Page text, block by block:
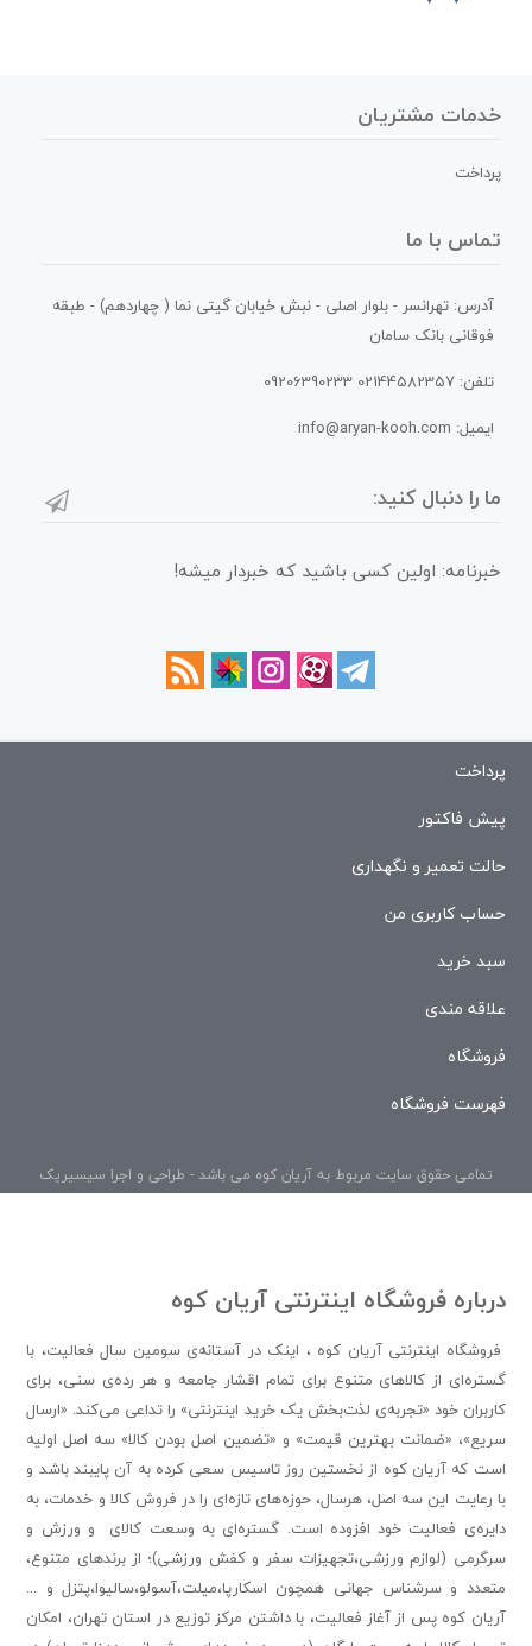
خدمات مشتریان
پرداخت
تماس با ما
آدرس: تهرانسر - بلوار اصلی - نبش خیابان گیتی نما ( چهاردهم) - طبقه
فوقانی بانک سامان
تلفن: 02144582357 09206390233
ایمیل: info@aryan-kooh.com
ما را دنبال کنید:
خبرنامه: اولین کسی باشید که خبردار میشه!
پرداخت
پیش فاکتور
حالت تعمیر و نگهداری
حساب کاربری من
سبد خرید
علاقه مندی
فروشگاه
فهرست فروشگاه
تمامی حقوق سایت مربوط به آریان کوه می باشد - طراحی و اجرا سیسیریک
درباره فروشگاه اینترنتی آریان کوه
فروشگاه اینترنتی آریان کوه ، اینک در آستانه‌ی سومین سال فعالیت، با
گستره‌ای از کالاهای متنوع برای تمام اقشار جامعه و هر رده‌ی سنی، برای
کاربران خود «تجربه‌ی لذت‌بخش یک خرید اینترنتی» را تداعی می‌کند. «ارسال
سریع»، «ضمانت بهترین قیمت» و «تضمین اصل بودن کالا» سه اصل اولیه
است که آریان کوه از نخستین روز تاسیس سعی کرده به آن پایبند باشد و
با رعایت این سه اصل، هرسال، حوزه‌های تازه‌ای را در فروش کالا و خدمات، به
دایره‌ی فعالیت خود افزوده است. گستره‌ای به وسعت کالای و ورزش و
سرگرمی (لوازم ورزشی،تجهیزات سفر و کفش ورزشی)؛ از برندهای متنوع،
متعدد و سرشناس جهانی همچون اسکارپا،میلت،آسولو،سالیوا،پتزل و ...
آریان کوه پس از آغاز فعالیت، با داشتن مرکز توزیع در استان تهران، امکان